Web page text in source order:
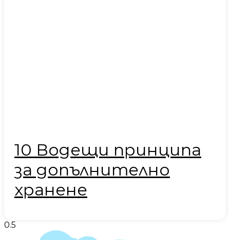
10 Водещи принципа
за допълнително
хранене